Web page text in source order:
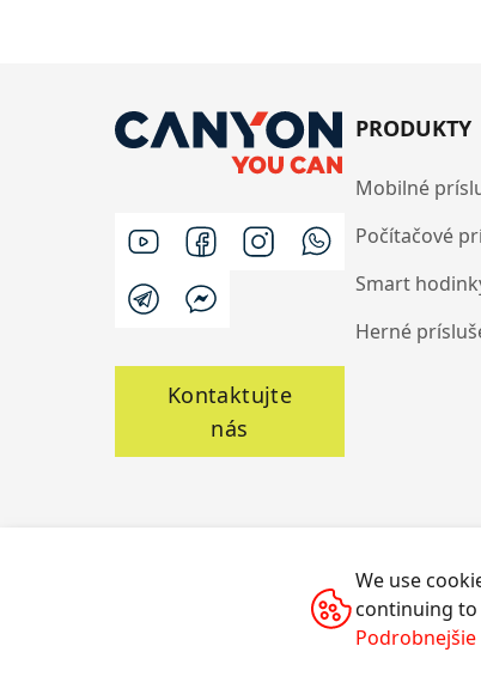
Kontaktujte
nás
PRODUKTY
Mobilné
Počítačové
Smart
Herné
Všetky práva vyhradené © 2014-2026
We use
continuing to